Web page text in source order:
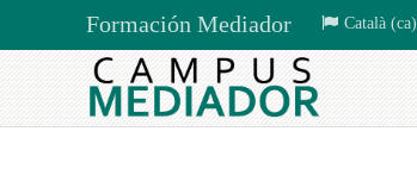
Formación Mediador Català ‎(ca)‎